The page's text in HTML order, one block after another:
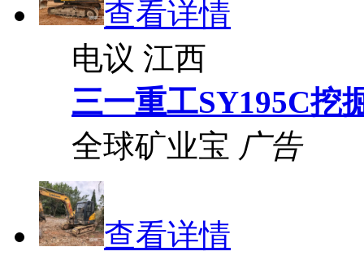
查看详情
电议 江西
三一重工SY195C挖
全球矿业宝 广告
查看详情